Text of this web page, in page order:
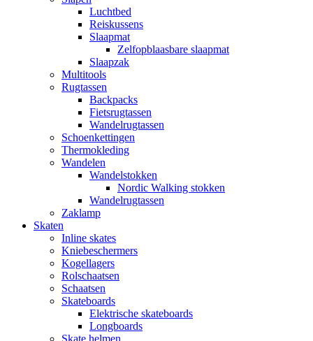
Luchtbed
Reiskussens
Slaapmat
Zelfopblaasbare slaapmat
Slaapzak
Multitools
Rugtassen
Backpacks
Fietsrugtassen
Wandelrugtassen
Schoenkettingen
Thermokleding
Wandelen
Wandelstokken
Nordic Walking stokken
Wandelrugtassen
Zaklamp
Skaten
Inline skates
Kniebeschermers
Kogellagers
Rolschaatsen
Schaatsen
Skateboards
Elektrische skateboards
Longboards
Skate helmen